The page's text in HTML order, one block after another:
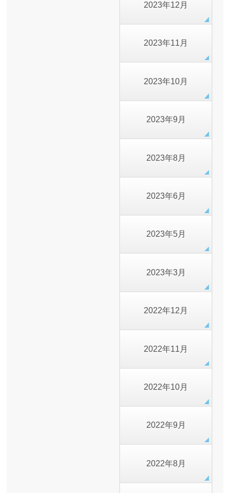
2023年12月
2023年11月
2023年10月
2023年9月
2023年8月
2023年6月
2023年5月
2023年3月
2022年12月
2022年11月
2022年10月
2022年9月
2022年8月